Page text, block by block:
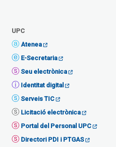
UPC
Atenea
E-Secretaria
Seu electrònica
Identitat digital
Serveis TIC
Licitació electrònica
Portal del Personal UPC
Directori PDI i PTGAS